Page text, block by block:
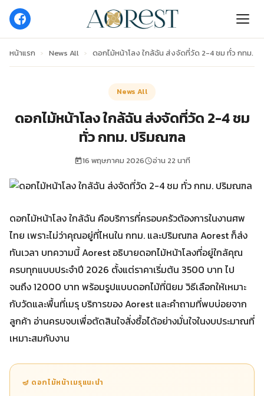
หน้าแรก › News All › ดอกไม้หน้าโลง ใกล้ฉัน ส่งจัดที่วัด 2-4 ชม ทั่ว กทม.
News All
ดอกไม้หน้าโลง ใกล้ฉัน ส่งจัดที่วัด 2-4 ชม
ทั่ว กทม. ปริมณฑล
16 พฤษภาคม 2026 อ่าน 22 นาที
ดอกไม้หน้าโลง ใกล้ฉัน คือบริการที่ครอบครัวต้องการในงานศพ
ไทย เพราะไม่ว่าคุณอยู่ที่ไหนใน กทม. และปริมณฑล Aorest ก็ส่ง
ทันเวลา บทความนี้ Aorest อธิบายดอกไม้หน้าโลงที่อยู่ใกล้คุณ
ครบทุกแบบประจำปี 2026 ตั้งแต่ราคาเริ่มต้น 3500 บาท ไป
จนถึง 12000 บาท พร้อมรูปแบบดอกไม้ที่นิยม วิธีเลือกให้เหมาะ
กับวัดและพื้นที่เมรุ บริการของ Aorest และคำถามที่พบบ่อยจาก
ลูกค้า อ่านครบจบเพื่อตัดสินใจสั่งซื้อได้อย่างมั่นใจในงบประมาณที่
เหมาะสมกับงาน
🪔 ดอกไม้หน้าเมรุแนะนำ